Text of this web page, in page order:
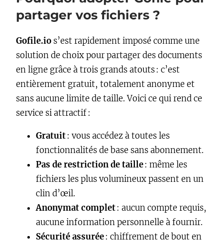
partager vos fichiers ?
Gofile.io s’est rapidement imposé comme une
solution de choix pour partager des documents
en ligne grâce à trois grands atouts : c’est
entièrement gratuit, totalement anonyme et
sans aucune limite de taille. Voici ce qui rend ce
service si attractif :
Gratuit: vous accédez à toutes les
fonctionnalités de base sans abonnement.
Pas de restriction de taille: même les
fichiers les plus volumineux passent en un
clin d’œil.
Anonymat complet: aucun compte requis,
aucune information personnelle à fournir.
Sécurité assurée: chiffrement de bout en